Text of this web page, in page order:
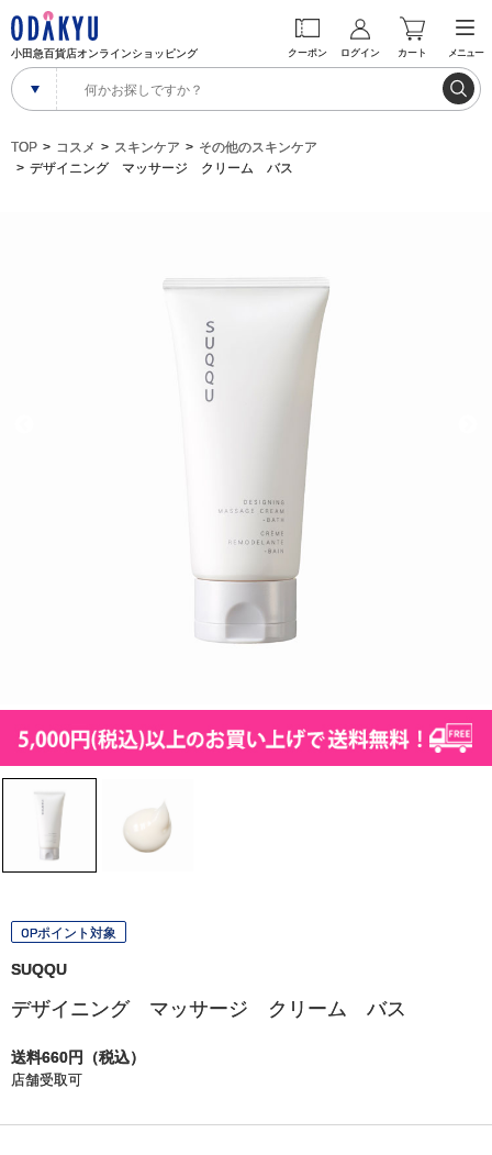
小田急百貨店オンラインショッピング クーポン ログイン カート メニュー
TOP コスメ スキンケア
その他のスキンケア
デザイニング マッサージ クリーム バス
OPポイント対象
SUQQU
デザイニング マッサージ クリーム バス
送料660円（税込）
店舗受取可